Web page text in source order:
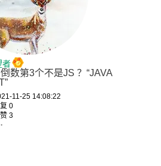
者
倒数第3个不是JS ？“JAVA
11-25 14:08:22
0
3